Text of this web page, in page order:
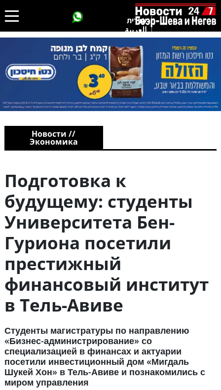
עברית
العربية
Новости //
Экономика
Подготовка к
будущему: студенты
Университета Бен-
Гуриона посетили
престижный
финансовый институт
в Тель-Авиве
Студенты магистратуры по направлению
«Бизнес-администрирование» со
специализацией в финансах и актуарии
посетили инвестиционный дом «Мигдаль
Шукей Хон» в Тель-Авиве и познакомились с
миром управления